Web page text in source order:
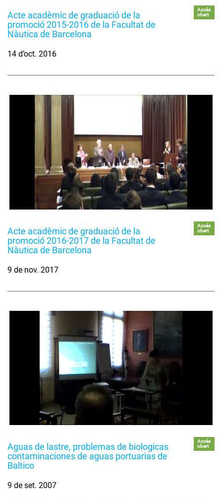
Acte acadèmic de graduació de la
promoció 2015-2016 de la Facultat de
Nàutica de Barcelona
Accés
obert
14 d’oct. 2016
Acte acadèmic de graduació de la
promoció 2016-2017 de la Facultat de
Nàutica de Barcelona
Accés
obert
9 de nov. 2017
Aguas de lastre, problemas de biologicas
contaminaciones de aguas portuarias de
Baltico
Accés
obert
9 de set. 2007